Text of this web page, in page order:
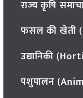
राज्य कृषि
फसल की खेती
उद्यानिकी
पशुपालन